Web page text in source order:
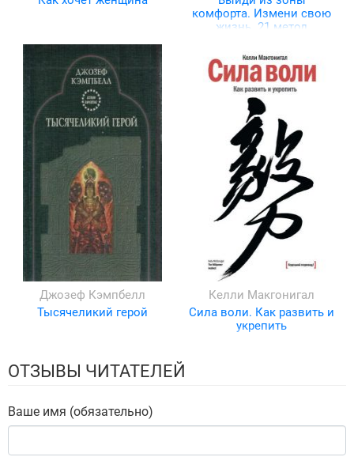
комфорта. Измени свою
жизнь. 21 метод
эффективности
Джозеф Кэмпбелл
Тысячеликий герой
Келли Макгонигал
Сила воли. Как развить и
укрепить
ОТЗЫВЫ ЧИТАТЕЛЕЙ
Ваше имя (обязательно)